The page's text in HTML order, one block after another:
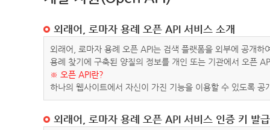
외래어, 로마자 용례 오픈 API 서비스 소개
외래어, 로마자 용례 오픈 API는 검색 플랫폼을 외부에 공개
용례 찾기에 구축된 양질의 정보를 개인 또는 기관에서 오픈
※ 오픈 API란?
하나의 웹사이트에서 자신이 가진 기능을 이용할 수 있도록
외래어, 로마자 용례 오픈 API 서비스 인증 키 발급